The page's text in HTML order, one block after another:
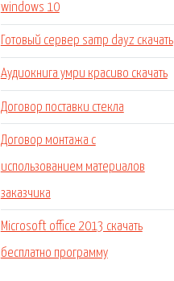
windows 10
Готовый сервер samp dayz скачать
Аудиокнига умри красиво скачать
Договор поставки стекла
Договор монтажа с
использованием материалов
заказчика
Microsoft office 2013 скачать
бесплатно программу